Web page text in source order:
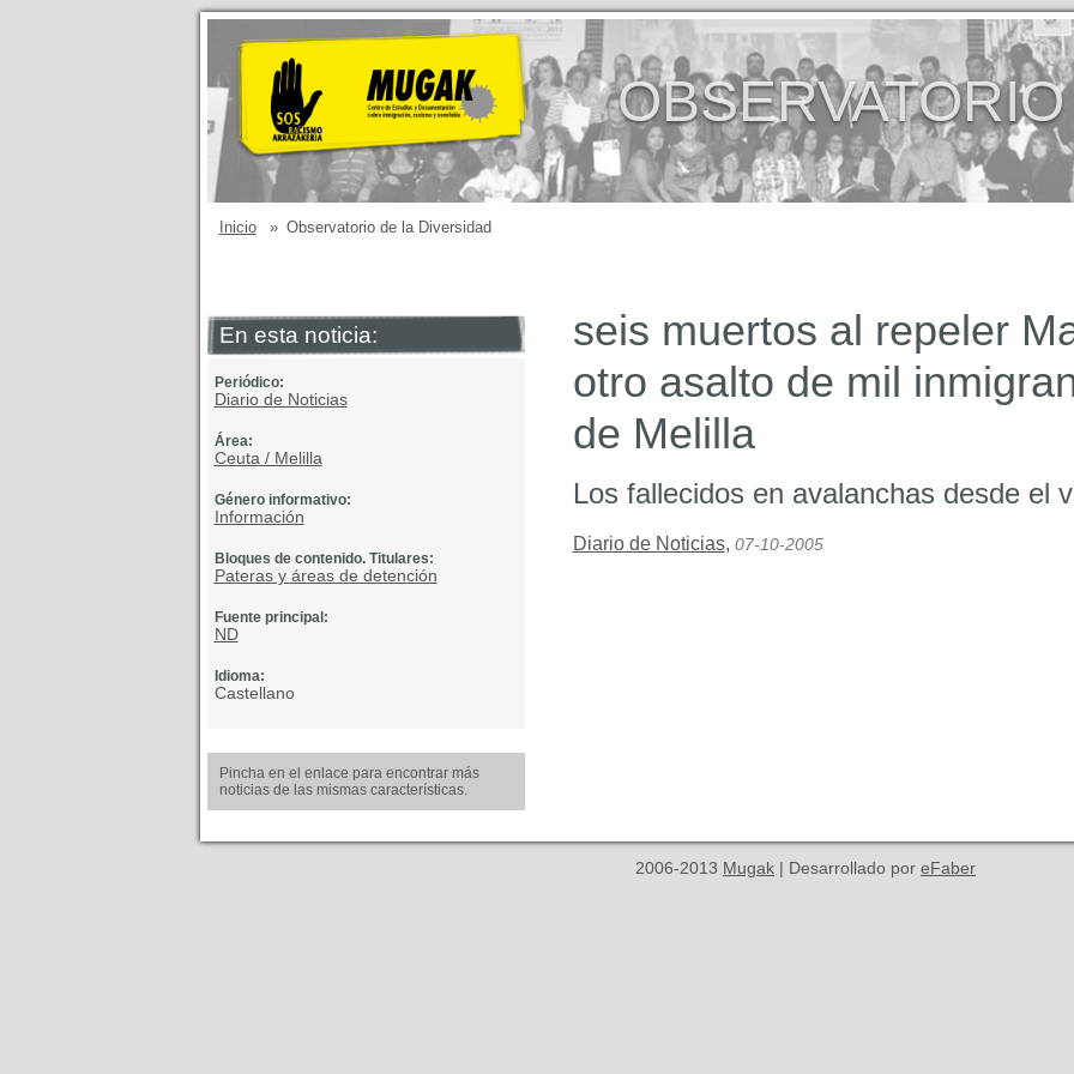
Inicio » Observatorio de la Diversidad
En esta noticia:
Periódico:
Diario de Noticias
Área:
Ceuta / Melilla
Género informativo:
Información
Bloques de contenido. Titulares:
Pateras y áreas de detención
Fuente principal:
ND
Idioma:
Castellano
Pincha en el enlace para encontrar más
noticias de las mismas características.
seis muertos al repeler
otro asalto de mil
de Melilla
Los fallecidos en avalanchas desde el
Diario de Noticias, 07-10-2005
2006-2013 Mugak | Desarrollado por eFaber